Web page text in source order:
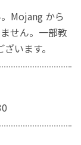
Mojang から
せん。一部教
います。